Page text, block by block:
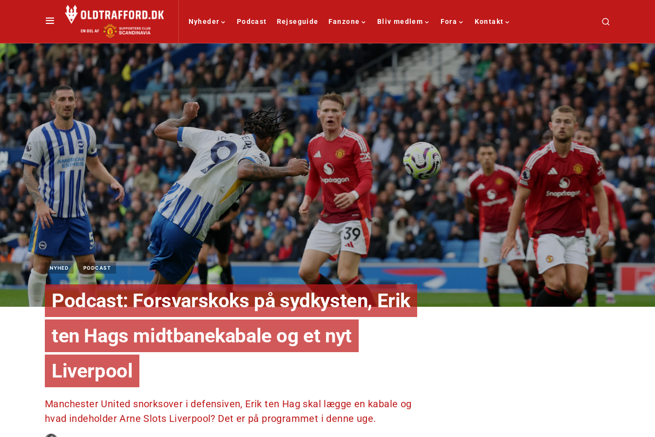
Nyheder Podcast Rejseguide Fanzone Bliv medlem Fora Kontakt
NYHED PODCAST
Podcast: Forsvarskoks på sydkysten, Erik
ten Hags midtbanekabale og et nyt
Liverpool
Manchester United snorksover i defensiven, Erik ten Hag skal lægge en kabale og
hvad indeholder Arne Slots Liverpool? Det er på programmet i denne uge.